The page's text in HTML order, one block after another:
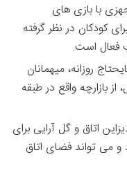
با بازی های
کودکان در نظر گرفته
روزانه، میهمانان
بازارچه واقع در طبقه
اتاق و گل آرایی برای
می تواند فضای اتاق